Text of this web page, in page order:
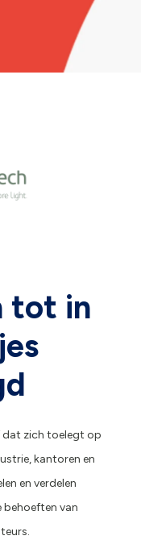
tot in
dat zich toelegt op
kantoren en
en verdelen
behoeften van